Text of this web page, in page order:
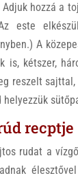
hozzá a
este
A
is, kétszer,
reszelt
helyezzük
recptje
rudat a